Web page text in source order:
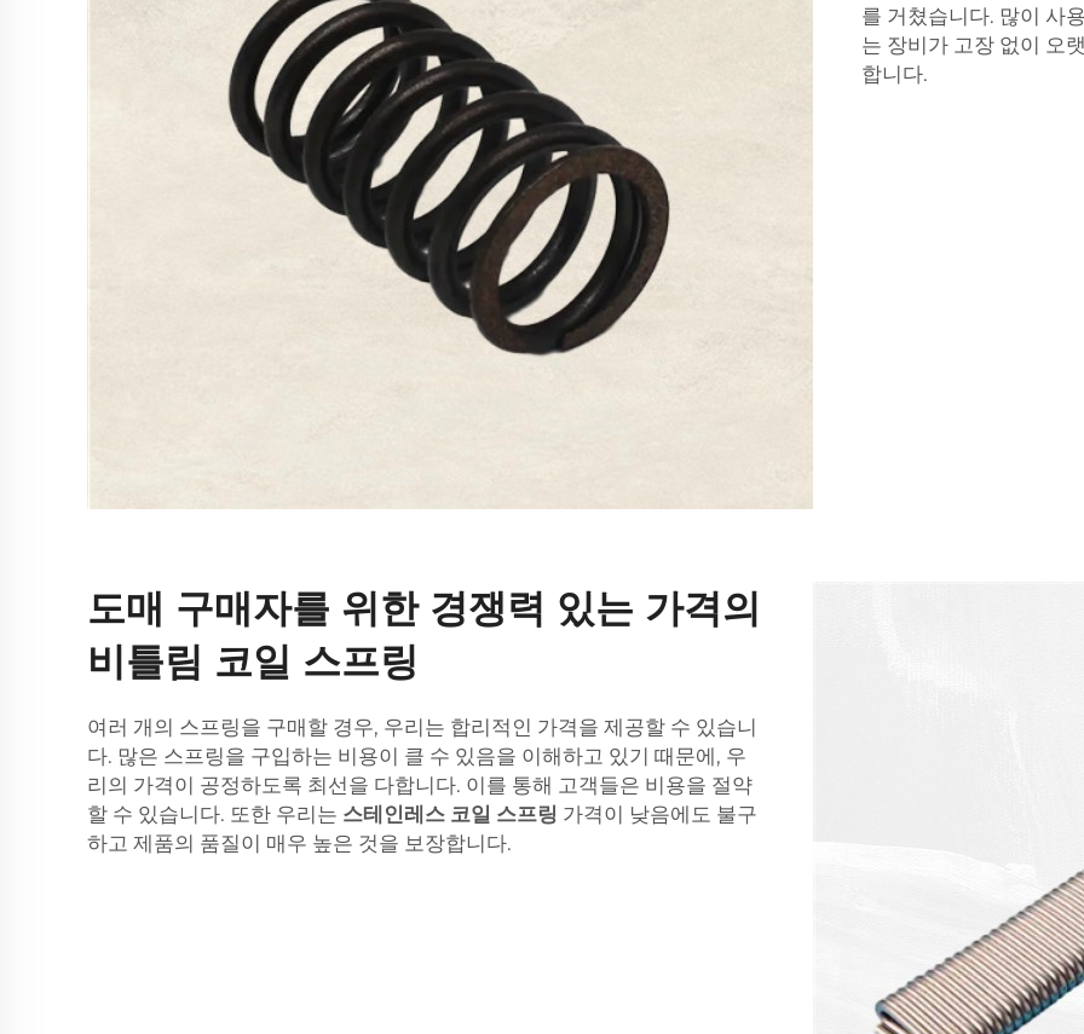
를 거쳤습니다. 많이 사
는 장비가 고장 없이 오
합니다.
도매 구매자를 위한 경쟁력 있는 가격의
비틀림 코일 스프링
여러 개의 스프링을 구매할 경우, 우리는 합리적인 가격을 제공할 수 있습니
다. 많은 스프링을 구입하는 비용이 클 수 있음을 이해하고 있기 때문에, 우
리의 가격이 공정하도록 최선을 다합니다. 이를 통해 고객들은 비용을 절약
할 수 있습니다. 또한 우리는 스테인레스 코일 스프링 가격이 낮음에도 불구
하고 제품의 품질이 매우 높은 것을 보장합니다.